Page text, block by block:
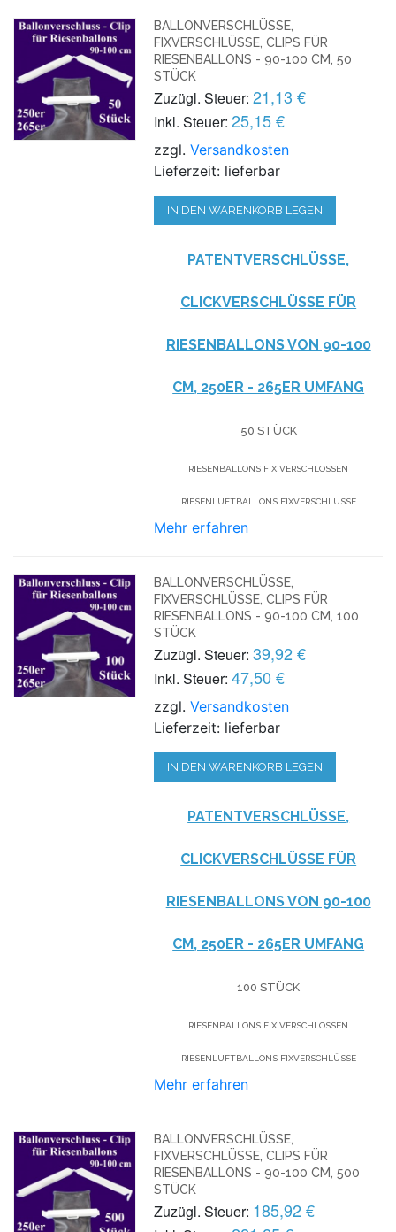
BALLONVERSCHLÜSSE,
FIXVERSCHLÜSSE, CLIPS FÜR
RIESENBALLONS - 90-100 CM, 50
STÜCK
Zuzügl. Steuer: 21,13 €
Inkl. Steuer: 25,15 €
zzgl.Versandkosten
Lieferzeit: lieferbar
IN DEN WARENKORB LEGEN
PATENTVERSCHLÜSSE,
CLICKVERSCHLÜSSE FÜR
RIESENBALLONS VON 90-100
CM, 250ER - 265ER UMFANG
50 STÜCK
RIESENBALLONS FIX VERSCHLOSSEN
RIESENLUFTBALLONS FIXVERSCHLÜSSE
Mehr erfahren
BALLONVERSCHLÜSSE,
FIXVERSCHLÜSSE, CLIPS FÜR
RIESENBALLONS - 90-100 CM, 100
STÜCK
Zuzügl. Steuer: 39,92 €
Inkl. Steuer: 47,50 €
zzgl.Versandkosten
Lieferzeit: lieferbar
IN DEN WARENKORB LEGEN
PATENTVERSCHLÜSSE,
CLICKVERSCHLÜSSE FÜR
RIESENBALLONS VON 90-100
CM, 250ER - 265ER UMFANG
100 STÜCK
RIESENBALLONS FIX VERSCHLOSSEN
RIESENLUFTBALLONS FIXVERSCHLÜSSE
Mehr erfahren
BALLONVERSCHLÜSSE,
FIXVERSCHLÜSSE, CLIPS FÜR
RIESENBALLONS - 90-100 CM, 500
STÜCK
Zuzügl. Steuer: 185,92 €